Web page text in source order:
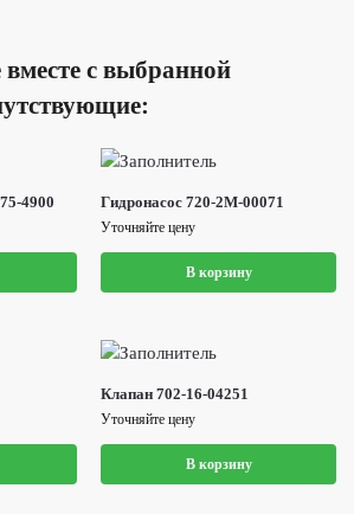
с выбранной
4900 Гидронасос 720-2M-00071
Уточняйте цену
В корзину
Клапан 702-16-04251
Уточняйте цену
В корзину